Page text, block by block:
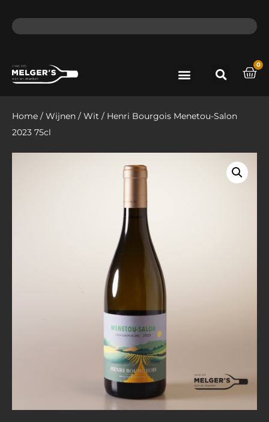
0
Home / Wijnen / Wit / Henri Bourgois Menetou-Salon
2023 75cl